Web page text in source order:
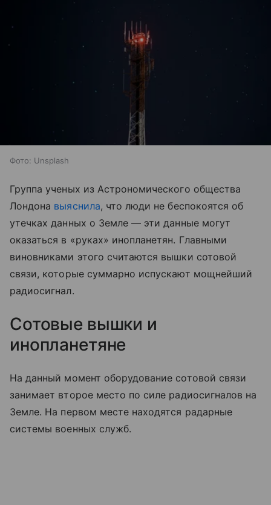
Фото: Unsplash
Группа ученых из Астрономического общества
Лондона выяснила, что люди не беспокоятся об
утечках данных о Земле — эти данные могут
оказаться в «руках» инопланетян. Главными
виновниками этого считаются вышки сотовой
связи, которые суммарно испускают мощнейший
радиосигнал.
Сотовые вышки и
инопланетяне
На данный момент оборудование сотовой связи
занимает второе место по силе радиосигналов на
Земле. На первом месте находятся радарные
системы военных служб.